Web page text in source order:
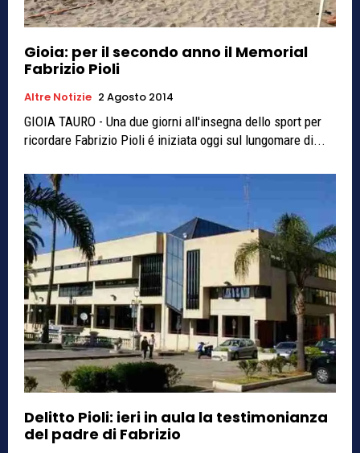
Gioia: per il secondo anno il Memorial
Fabrizio Pioli
Altre Notizie 2 Agosto 2014
GIOIA TAURO - Una due giorni all'insegna dello sport per
ricordare Fabrizio Pioli é iniziata oggi sul lungomare di...
Delitto Pioli: ieri in aula la testimonianza
del padre di Fabrizio